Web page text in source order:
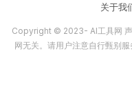
关于我
Copyright © 2023- AI工具网
网无关。请用户注意自行甄别服